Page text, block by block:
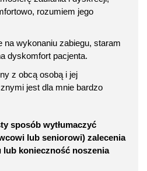
rozumiem jego
na wykonaniu zabiegu, staram
dyskomfort pacjenta.
z obcą osobą i jej
jest dla mnie bardzo
sposób wytłumaczyć
lub seniorowi) zalecenia
lub konieczność noszenia